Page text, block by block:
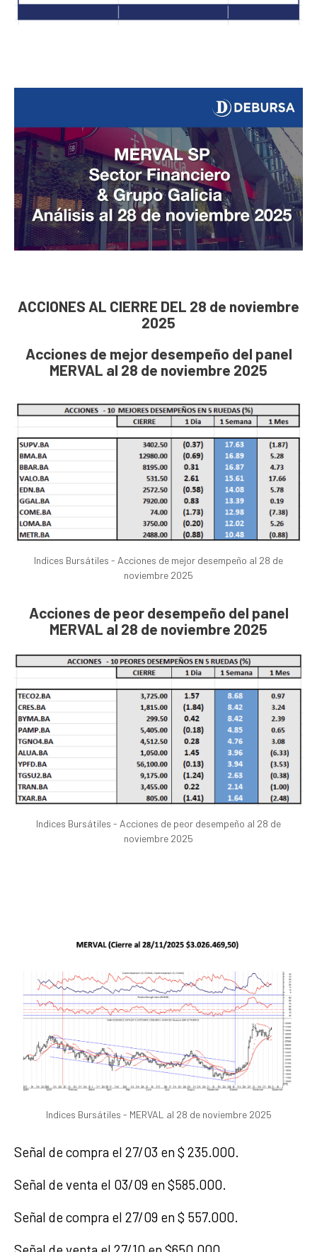
ACCIONES AL CIERRE DEL 28 de noviembre
2025
Acciones de mejor desempeño del panel
MERVAL al 28 de noviembre 2025
Indices Bursátiles - Acciones de mejor desempeño al 28 de
noviembre 2025
Acciones de peor desempeño del panel
MERVAL al 28 de noviembre 2025
Indices Bursátiles - Acciones de peor desempeño al 28 de
noviembre 2025
Indices Bursátiles - MERVAL al 28 de noviembre 2025
Señal de compra el 27/03 en $ 235.000.
Señal de venta el 03/09 en $585.000.
Señal de compra el 27/09 en $ 557.000.